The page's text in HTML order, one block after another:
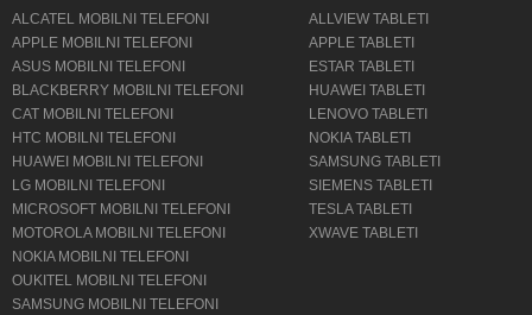
ALCATEL MOBILNI TELEFONI
APPLE MOBILNI TELEFONI
ASUS MOBILNI TELEFONI
BLACKBERRY MOBILNI TELEFONI
CAT MOBILNI TELEFONI
HTC MOBILNI TELEFONI
HUAWEI MOBILNI TELEFONI
LG MOBILNI TELEFONI
MICROSOFT MOBILNI TELEFONI
MOTOROLA MOBILNI TELEFONI
NOKIA MOBILNI TELEFONI
OUKITEL MOBILNI TELEFONI
SAMSUNG MOBILNI TELEFONI
ALLVIEW TABLETI
APPLE TABLETI
ESTAR TABLETI
HUAWEI TABLETI
LENOVO TABLETI
NOKIA TABLETI
SAMSUNG TABLETI
SIEMENS TABLETI
TESLA TABLETI
XWAVE TABLETI